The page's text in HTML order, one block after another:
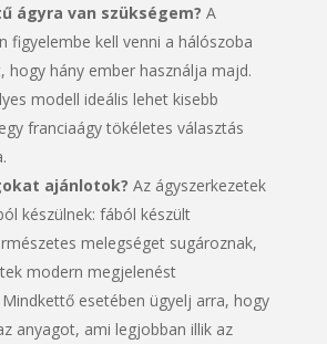
ágyra van szükségem? A
figyelembe kell venni a hálószoba
hogy hány ember használja majd.
modell ideális lehet kisebb
franciaágy tökéletes választás
ajánlotok? Az ágyszerkezetek
készülnek: fából készült
melegséget sugároznak,
modern megjelenést
esetében ügyelj arra, hogy
anyagot, ami legjobban illik az